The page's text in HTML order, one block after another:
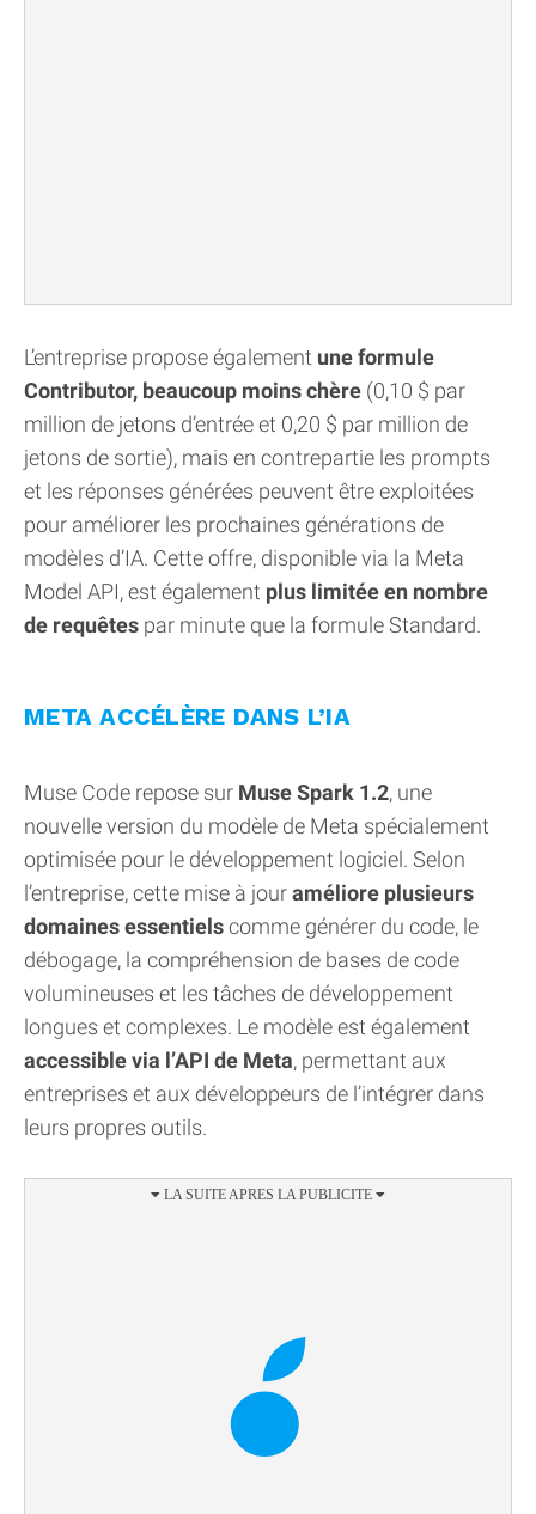
L’entreprise propose également une formule
Contributor, beaucoup moins chère (0,10 $ par
million de jetons d’entrée et 0,20 $ par million de
jetons de sortie), mais en contrepartie les prompts
et les réponses générées peuvent être exploitées
pour améliorer les prochaines générations de
modèles d’IA. Cette offre, disponible via la Meta
Model API, est également plus limitée en nombre
de requêtes par minute que la formule Standard.
META ACCÉLÈRE DANS L’IA
Muse Code repose sur Muse Spark 1.2, une
nouvelle version du modèle de Meta spécialement
optimisée pour le développement logiciel. Selon
l’entreprise, cette mise à jouraméliore plusieurs
domaines essentielscomme générer du code, le
débogage, la compréhension de bases de code
volumineuses et les tâches de développement
longues et complexes. Le modèle est également
accessible via l’API de Meta, permettant aux
entreprises et aux développeurs de l’intégrer dans
leurs propres outils.